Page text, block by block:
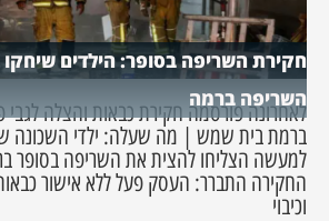
חקירת השריפה בסופר: הילדים
השריפה ברמה
לאחרונה פורסמה חקירת כבאות והצלה לגבי
ברמת בית שמש | מה שעלה: ילדי השכונה
למעשה הצליחו להצית את השריפה
החקירה התברר: העסק פעל ללא אישור כבאות
וכיבוי